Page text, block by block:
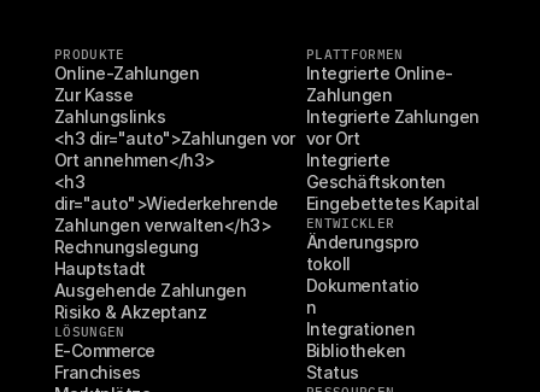
PRODUKTE
Online-Zahlungen
Zur Kasse
Zahlungslinks
<h3 dir="auto">Zahlungen vor
Ort annehmen</h3>
<h3
dir="auto">Wiederkehrende
Zahlungen verwalten</h3>
Rechnungslegung
Hauptstadt
Ausgehende Zahlungen
Risiko & Akzeptanz
LÖSUNGEN
E-Commerce
Franchises
PLATTFORMEN
Integrierte Online-
Zahlungen
Integrierte Zahlungen
vor Ort
Integrierte
Geschäftskonten
Eingebettetes Kapital
ENTWICKLER
Änderungspro
tokoll
Dokumentatio
n
Integrationen
Bibliotheken
Status